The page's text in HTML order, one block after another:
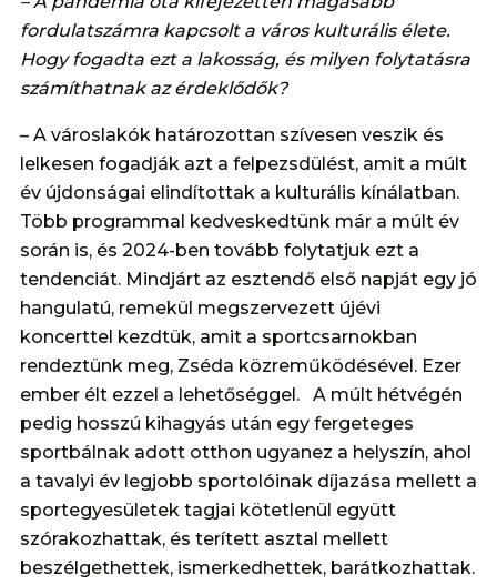
fordulatszámra kapcsolt a város kulturális élete.
Hogy fogadta ezt a lakosság, és milyen folytatásra
számíthatnak az érdeklődők?
– A városlakók határozottan szívesen veszik és
lelkesen fogadják azt a felpezsdülést, amit a múlt
év újdonságai elindítottak a kulturális kínálatban.
Több programmal kedveskedtünk már a múlt év
során is, és 2024-ben tovább folytatjuk ezt a
tendenciát. Mindjárt az esztendő első napját egy jó
hangulatú, remekül megszervezett újévi
koncerttel kezdtük, amit a sportcsarnokban
rendeztünk meg, Zséda közreműködésével. Ezer
ember élt ezzel a lehetőséggel. A múlt hétvégén
pedig hosszú kihagyás után egy fergeteges
sportbálnak adott otthon ugyanez a helyszín, ahol
a tavalyi év legjobb sportolóinak díjazása mellett a
sportegyesületek tagjai kötetlenül együtt
szórakozhattak, és terített asztal mellett
beszélgethettek, ismerkedhettek, barátkozhattak.